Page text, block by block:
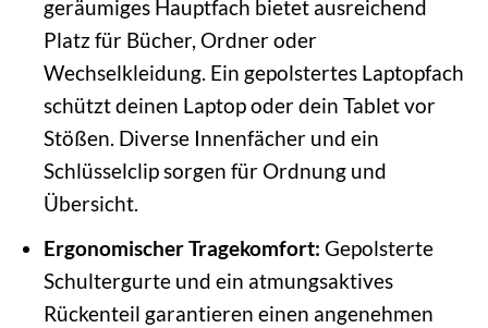
geräumiges Hauptfach bietet ausreichend
Platz für Bücher, Ordner oder
Wechselkleidung. Ein gepolstertes Laptopfach
schützt deinen Laptop oder dein Tablet vor
Stößen. Diverse Innenfächer und ein
Schlüsselclip sorgen für Ordnung und
Übersicht.
Ergonomischer Tragekomfort: Gepolsterte
Schultergurte und ein atmungsaktives
Rückenteil garantieren einen angenehmen